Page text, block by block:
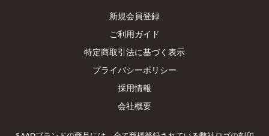
新規会員登録
ご利用ガイド
特定商取引法に基づく表示
プライバシーポリシー
採用情報
会社概要